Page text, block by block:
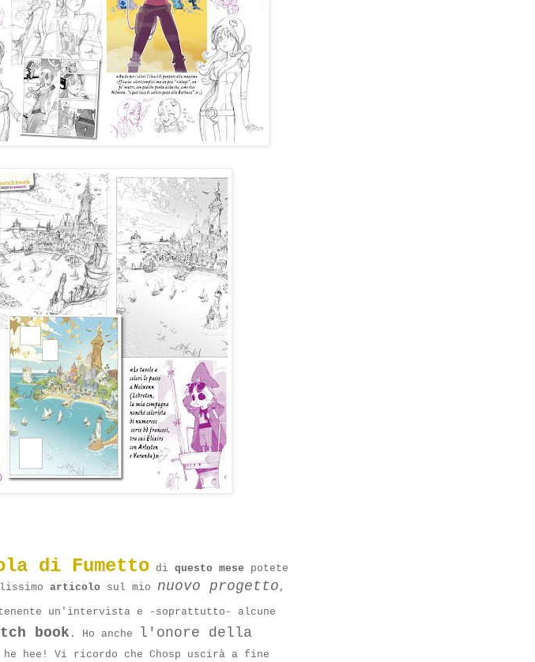
di Fumetto di questo mese potete
articolo sul mio nuovo progetto ,
un'intervista e -soprattutto- alcune
book . Ho anche
l'onore della
he hee! Vi ricordo che Chosp uscirà a fine